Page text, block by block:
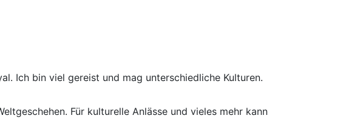
Ich bin viel gereist und mag unterschiedliche Kulturen.
Für kulturelle Anlässe und vieles mehr kann